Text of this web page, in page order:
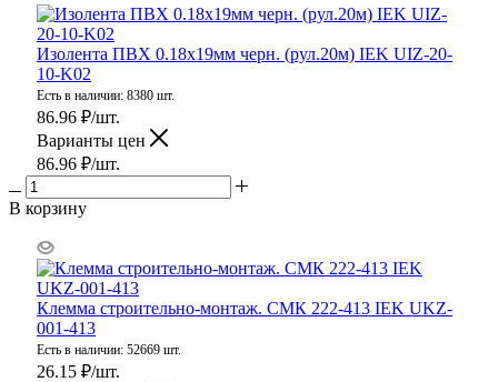
Изолента ПВХ 0.18х19мм черн. (рул.20м) IEK UIZ-20-
10-K02
Есть в наличии: 8380 шт.
86.96 ₽/шт.
Варианты цен
86.96 ₽/шт.
В корзину
Клемма строительно-монтаж. СМК 222-413 IEK UKZ-
001-413
Есть в наличии: 52669 шт.
26.15 ₽/шт.